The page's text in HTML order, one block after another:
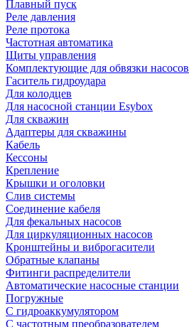
Плавный пуск
Реле давления
Реле протока
Частотная автоматика
Щиты управления
Комплектующие для обвязки насосов
Гаситель гидроудара
Для колодцев
Для насосной станции Esybox
Для скважин
Адаптеры для скважины
Кабель
Кессоны
Крепление
Крышки и оголовки
Слив системы
Соединение кабеля
Для фекальных насосов
Для циркуляционных насосов
Кронштейны и виброгасители
Обратные клапаны
Фитинги распределители
Автоматические насосные станции
Погружные
С гидроаккумулятором
С частотным преобразователем